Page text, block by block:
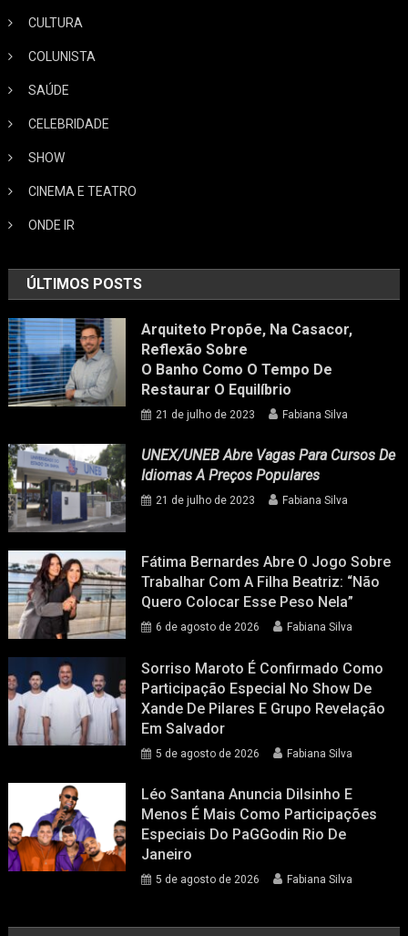
CULTURA
COLUNISTA
SAÚDE
CELEBRIDADE
SHOW
CINEMA E TEATRO
ONDE IR
ÚLTIMOS POSTS
Arquiteto Propõe, Na Casacor,
Reflexão Sobre
O Banho Como O Tempo De
Restaurar O Equilíbrio
21 de julho de 2023 Fabiana Silva
UNEX/UNEB Abre Vagas Para Cursos De
Idiomas A Preços Populares
21 de julho de 2023 Fabiana Silva
Fátima Bernardes Abre O Jogo Sobre
Trabalhar Com A Filha Beatriz: “Não
Quero Colocar Esse Peso Nela”
6 de agosto de 2026 Fabiana Silva
Sorriso Maroto É Confirmado Como
Participação Especial No Show De
Xande De Pilares E Grupo Revelação
Em Salvador
5 de agosto de 2026 Fabiana Silva
Léo Santana Anuncia Dilsinho E
Menos É Mais Como Participações
Especiais Do PaGGodin Rio De
Janeiro
5 de agosto de 2026 Fabiana Silva